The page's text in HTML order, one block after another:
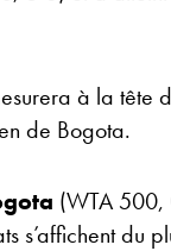
à la tête
de Bogota.
(WTA 500,
s’affichent du